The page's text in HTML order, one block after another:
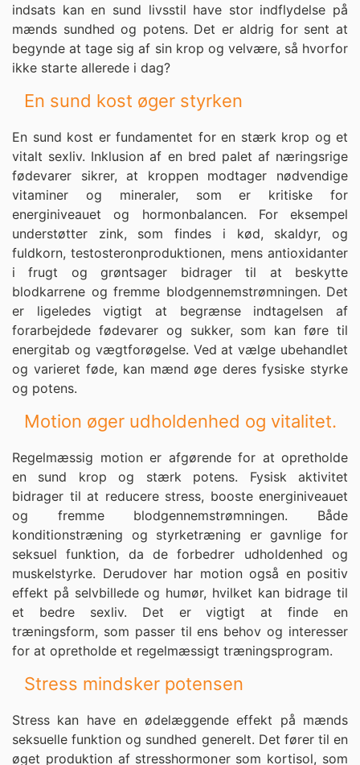
indsats kan en sund livsstil have stor indflydelse på
mænds sundhed og potens. Det er aldrig for sent at
begynde at tage sig af sin krop og velvære, så hvorfor
ikke starte allerede i dag?
En sund kost øger styrken
En sund kost er fundamentet for en stærk krop og et
vitalt sexliv. Inklusion af en bred palet af næringsrige
fødevarer sikrer, at kroppen modtager nødvendige
vitaminer og mineraler, som er kritiske for
energiniveauet og hormonbalancen. For eksempel
understøtter zink, som findes i kød, skaldyr, og
fuldkorn, testosteronproduktionen, mens antioxidanter
i frugt og grøntsager bidrager til at beskytte
blodkarrene og fremme blodgennemstrømningen. Det
er ligeledes vigtigt at begrænse indtagelsen af
forarbejdede fødevarer og sukker, som kan føre til
energitab og vægtforøgelse. Ved at vælge ubehandlet
og varieret føde, kan mænd øge deres fysiske styrke
og potens.
Motion øger udholdenhed og vitalitet.
Regelmæssig motion er afgørende for at opretholde
en sund krop og stærk potens. Fysisk aktivitet
bidrager til at reducere stress, booste energiniveauet
og fremme blodgennemstrømningen. Både
konditionstræning og styrketræning er gavnlige for
seksuel funktion, da de forbedrer udholdenhed og
muskelstyrke. Derudover har motion også en positiv
effekt på selvbillede og humør, hvilket kan bidrage til
et bedre sexliv. Det er vigtigt at finde en
træningsform, som passer til ens behov og interesser
for at opretholde et regelmæssigt træningsprogram.
Stress mindsker potensen
Stress kan have en ødelæggende effekt på mænds
seksuelle funktion og sundhed generelt. Det fører til en
øget produktion af stresshormoner som kortisol, som